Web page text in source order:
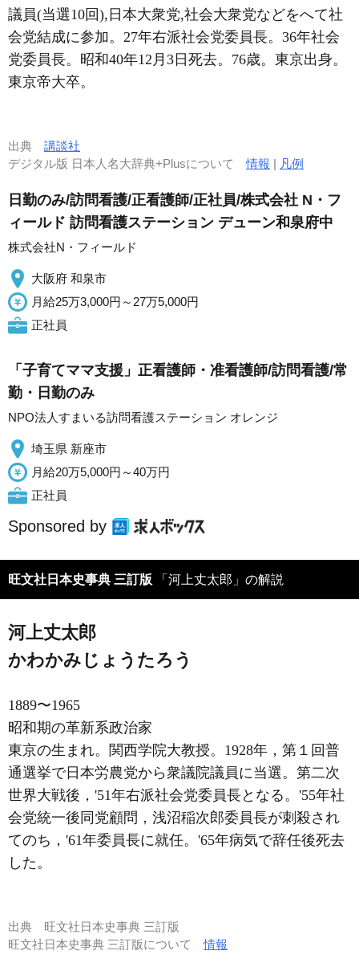
議員(当選10回),日本大衆党,社会大衆党などをへて社
会党結成に参加。27年右派社会党委員長。36年社会
党委員長。昭和40年12月3日死去。76歳。東京出身。
東京帝大卒。
出典 講談社
デジタル版 日本人名大辞典+Plusについて情報 | 凡例
日勤のみ/訪問看護/正看護師/正社員/株式会社 N・フ
ィールド 訪問看護ステーション デューン和泉府中
株式会社N・フィールド
大阪府 和泉市
月給25万3,000円～27万5,000円
正社員
「子育てママ支援」正看護師・准看護師/訪問看護/常
勤・日勤のみ
NPO法人すまいる訪問看護ステーション オレンジ
埼玉県 新座市
月給20万5,000円～40万円
正社員
Sponsored by
旺文社日本史事典 三訂版 「河上丈太郎」の解説
河上丈太郎
かわかみじょうたろう
1889〜1965
昭和期の革新系政治家
東京の生まれ。関西学院大教授。1928年，第１回普
通選挙で日本労農党から衆議院議員に当選。第二次
世界大戦後，'51年右派社会党委員長となる。'55年社
会党統一後同党顧問，浅沼稲次郎委員長が刺殺され
てのち，'61年委員長に就任。'65年病気で辞任後死去
した。
出典 旺文社日本史事典 三訂版
旺文社日本史事典 三訂版について情報